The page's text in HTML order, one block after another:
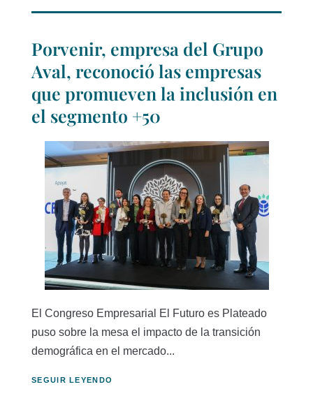
Porvenir, empresa del Grupo
Aval, reconoció las empresas
que promueven la inclusión en
el segmento +50
El Congreso Empresarial El Futuro es Plateado
puso sobre la mesa el impacto de la transición
demográfica en el mercado...
SEGUIR LEYENDO